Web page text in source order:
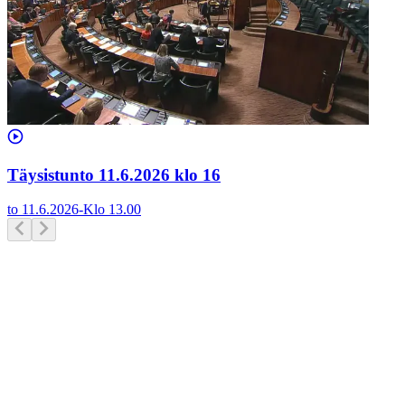
Täysistunto 11.6.2026 klo 16
to 11.6.2026-Klo 13.00